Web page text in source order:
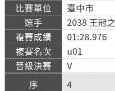
臺中市
2038 王冠之
01:28.976
u01
V
4